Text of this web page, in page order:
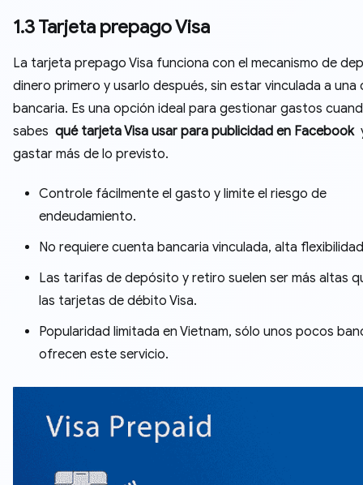
1.3 Tarjeta prepago Visa
La tarjeta prepago Visa funciona con el mecanismo de
dinero primero y usarlo después, sin estar vinculada a una
bancaria. Es una opción ideal para gestionar gastos
sabes qué tarjeta Visa usar para publicidad en Facebook
gastar más de lo previsto.
Controle fácilmente el gasto y limite el riesgo de
endeudamiento.
No requiere cuenta bancaria vinculada, alta
Las tarifas de depósito y retiro suelen ser más altas
las tarjetas de débito Visa.
Popularidad limitada en Vietnam, sólo unos pocos
ofrecen este servicio.